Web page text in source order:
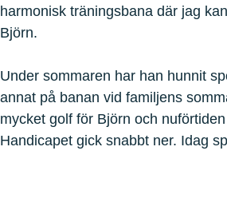
harmonisk träningsbana där jag
Björn.
Under sommaren har han hunnit
annat på banan vid familjens
mycket golf för Björn och
Handicapet gick snabbt ner. Idag